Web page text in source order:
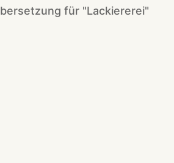
für "Lackiererei"